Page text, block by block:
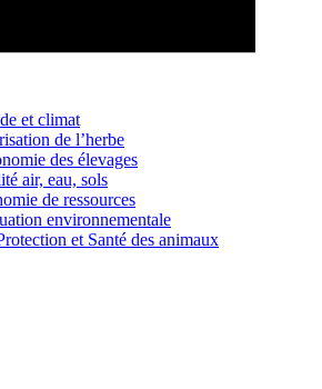
et climat
de l’herbe
des élevages
air, eau, sols
de ressources
environnementale
et Santé des animaux